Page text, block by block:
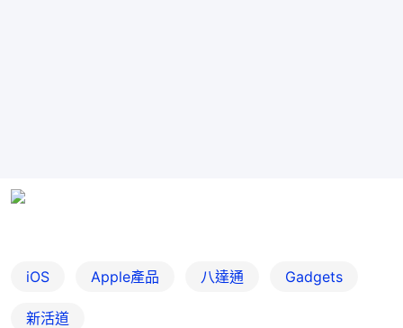
iOS Apple產品 八達通 Gadgets
新活道